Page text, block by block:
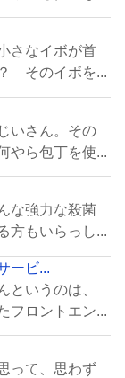
さなイボが首
そのイボを...
いさん。その
やら包丁を使...
な強力な殺菌
方もいらっし...
ービ...
というのは、
フロントエン...
って、思わず